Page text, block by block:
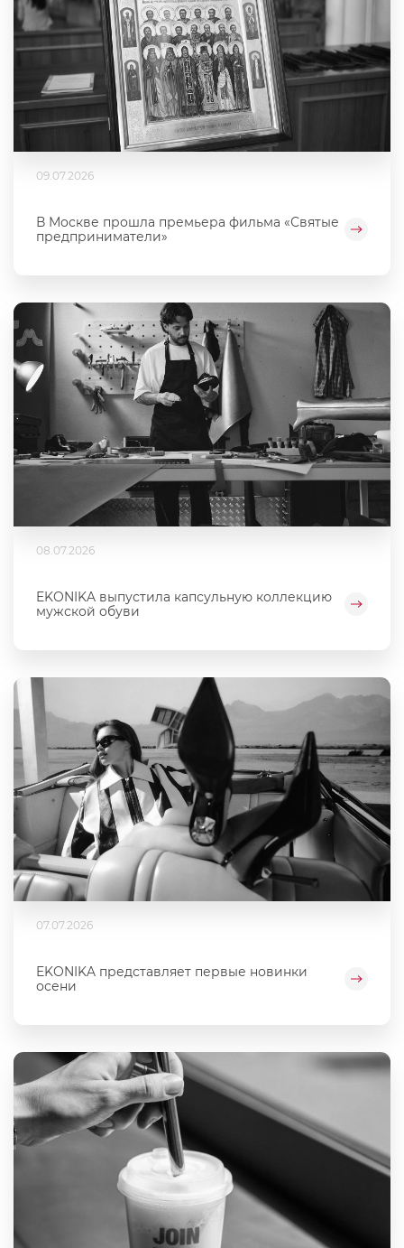
09.07.2026
В Москве прошла премьера фильма «Святые
предприниматели»
08.07.2026
EKONIKA выпустила капсульную коллекцию
мужской обуви
07.07.2026
EKONIKA представляет первые новинки
осени